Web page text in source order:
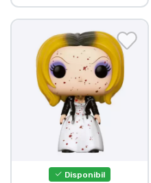
Disponibil